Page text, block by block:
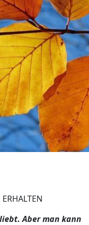
Aber man kann